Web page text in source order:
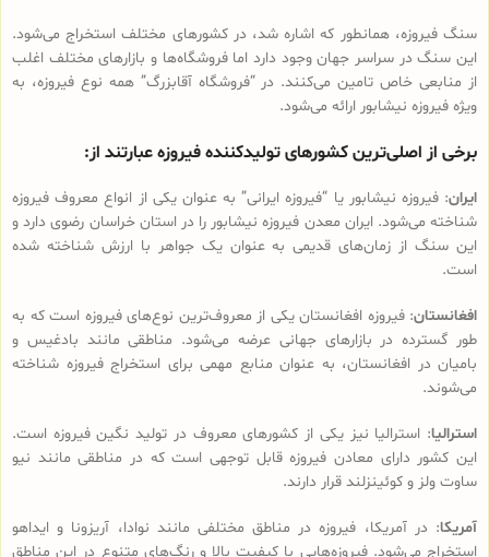
سنگ فیروزه، همانطور که اشاره شد، در کشورهای مختلف استخراج می‌شود.
این سنگ در سراسر جهان وجود دارد اما فروشگاه‌ها و بازارهای مختلف اغلب
از منابعی خاص تامین می‌کنند. در “فروشگاه آقابزرگ” همه نوع فیروزه، به
ویژه فیروزه نیشابور ارائه می‌شود.
برخی از اصلی‌ترین کشورهای تولیدکننده فیروزه عبارتند از:
ایران: فیروزه نیشابور یا “فیروزه ایرانی” به عنوان یکی از انواع معروف فیروزه
شناخته می‌شود. ایران معدن فیروزه نیشابور را در استان خراسان رضوی دارد و
این سنگ از زمان‌های قدیمی به عنوان یک جواهر با ارزش شناخته شده
است.
افغانستان: فیروزه افغانستان یکی از معروف‌ترین نوع‌های فیروزه است که به
طور گسترده در بازارهای جهانی عرضه می‌شود. مناطقی مانند بادغیس و
بامیان در افغانستان، به عنوان منابع مهمی برای استخراج فیروزه شناخته
می‌شوند.
استرالیا: استرالیا نیز یکی از کشورهای معروف در تولید نگین فیروزه است.
این کشور دارای معادن فیروزه قابل توجهی است که در مناطقی مانند نیو
ساوت ولز و کوئینزلند قرار دارند.
آمریکا: در آمریکا، فیروزه در مناطق مختلفی مانند نوادا، آریزونا و ایداهو
استخراج می‌شود. فیروزه‌هایی با کیفیت بالا و رنگ‌های متنوع در این مناطق